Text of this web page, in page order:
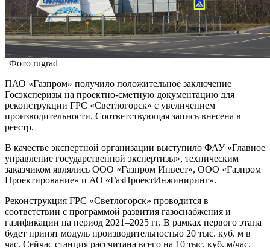
Фото rugrad
ПАО «Газпром» получило положительное заключение
Госэксперизы на проектно-сметную документацию для
реконструкции ГРС «Светлогорск» с увеличением
производительности. Соответствующая запись внесена в
реестр.
В качестве экспертной организации выступило ФАУ «Главное
управление государственной экспертизы», техническим
заказчиком являлись ООО «Газпром Инвест», ООО «Газпром
Проектирование» и АО «ГазПроектИнжиниринг».
Реконструкция ГРС «Светлогорск» проводится в
соответствии с программой развития газоснабжения и
газификации на период 2021–2025 гг. В рамках первого этапа
будет принят модуль производительностью 20 тыс. куб. м в
час. Сейчас станция рассчитана всего на 10 тыс. куб. м/час.